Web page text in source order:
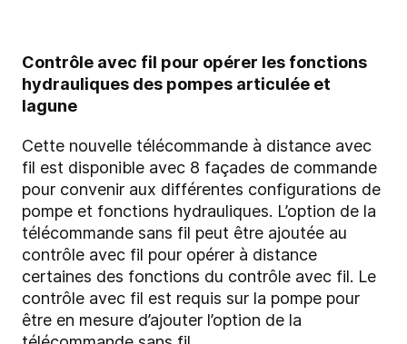
Contrôle avec fil pour opérer les fonctions
hydrauliques des pompes articulée et
lagune
Cette nouvelle télécommande à distance avec
fil est disponible avec 8 façades de commande
pour convenir aux différentes configurations de
pompe et fonctions hydrauliques. L’option de la
télécommande sans fil peut être ajoutée au
contrôle avec fil pour opérer à distance
certaines des fonctions du contrôle avec fil. Le
contrôle avec fil est requis sur la pompe pour
être en mesure d’ajouter l’option de la